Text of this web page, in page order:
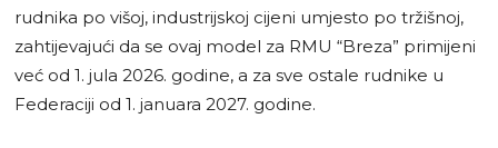
rudnika po višoj, industrijskoj cijeni umjesto po tržišnoj,
zahtijevajući da se ovaj model za RMU “Breza” primijeni
već od 1. jula 2026. godine, a za sve ostale rudnike u
Federaciji od 1. januara 2027. godine.